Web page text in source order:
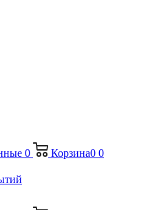
0 Корзина0 0